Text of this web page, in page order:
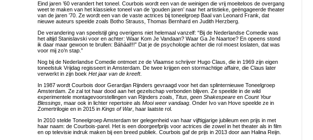
Eind jaren ’60 verandert het toneel. Courbois wordt een van de weinigen die vrij moeiteloos de overgang
weet te maken van het klassieke toneel van de ‘gouden jaren’ naar het artistieke, geëngageerde theater
van de jaren ’70. Ze wordt een van de vaste actrices bij toneelgroep Baal van Leonard Frank, dat
nieuwe auteurs speelde zoals Botho Strauss, Thomas Bernhard en Judith Herzberg.
De verandering van speelstijl ging overigens niet helemaal vanzelf: “Bij de Nederlandse Comedie was
het altijd Stanislavski voor en achter: Waar Kom Je Vandaan? Waar Ga Je Naartoe? En opeens stond
ik daar maar gewoon te brullen: Báháal!!!” Dat je de psychologie achter die rol moest loslaten, dat was
voor mij zo’n stap.”
Nog bij de Nederlandse Comedie ontmoet ze de Vlaamse schrijver Hugo Claus, die in 1969 zijn eigen
toneelstuk Vrijdag regisseert in Amsterdam. De twee krijgen een stormachtige affaire, die Claus later
verwerkt in zijn boek Het jaar van de kreeft.
In 1987 wordt Courbois door Gerardjan Rijnders gevraagd voor het dan splinternieuwe Toneelgroep
Amsterdam. Ze zal tot haar dood aan het gezelschap verbonden blijven. Ze speelde in de wild
experimentele montagevoorstellingen van Rijnders zoals, Titus, geen Shakespeare en Count Your
Blessings , maar ook in lichter repertoire als Mooi weer vandaag . Onder Ivo van Hove speelde ze in
Zomertrilogie en in 2015 in Kings of War , haar laatste rol.
In 2010 stelde Toneelgroep Amsterdam ter gelegenheid van haar vijftigjarige jubileum een prijs in met
haar naam: de Courbois-parel. Het is een doorgeefprijs voor actrices die zowel in het theater als in film
en op televisie indruk maken bij een breed publiek. Courbois gaf de prijs in 2013 door aan Halina Reijn.